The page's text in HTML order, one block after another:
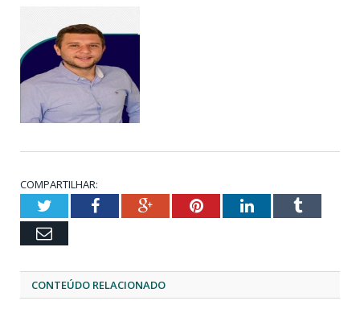
COMPARTILHAR:
TwitterFacebookGoogle+PinterestLinkedInTumblr
Email
CONTEÚDO RELACIONADO